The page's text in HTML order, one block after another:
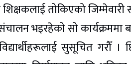
तोकिएको
भइरहेको सो कार्यक्रममा
सुसूचित गरौँ ।